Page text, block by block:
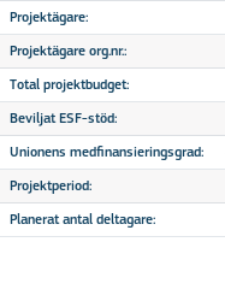
Projektägare:
Projektägare org.nr.:
Total projektbudget:
Beviljat ESF-stöd:
Unionens medfinansieringsgrad:
Projektperiod:
Planerat antal deltagare: